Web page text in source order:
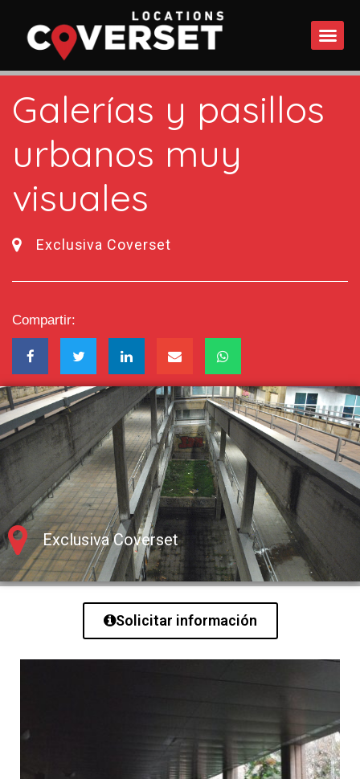
Galerías y pasillos
urbanos muy
visuales
Exclusiva Coverset
Compartir:
Exclusiva Coverset
Solicitar información